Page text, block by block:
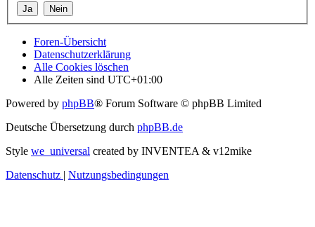
Foren-Übersicht
Datenschutzerklärung
Alle Cookies löschen
Alle Zeiten sind UTC+01:00
Powered by phpBB® Forum Software © phpBB Limited
Deutsche Übersetzung durch phpBB.de
Style we_universal created by INVENTEA & v12mike
Datenschutz | Nutzungsbedingungen